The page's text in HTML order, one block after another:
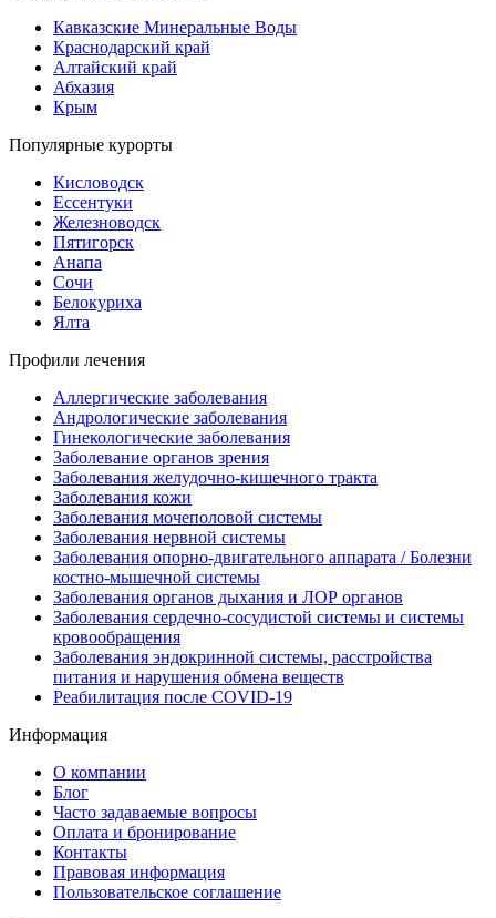
Кавказские Минеральные Воды
Краснодарский край
Алтайский край
Абхазия
Крым
Популярные курорты
Кисловодск
Ессентуки
Железноводск
Пятигорск
Анапа
Сочи
Белокуриха
Ялта
Профили лечения
Аллергические заболевания
Андрологические заболевания
Гинекологические заболевания
Заболевание органов зрения
Заболевания желудочно-кишечного тракта
Заболевания кожи
Заболевания мочеполовой системы
Заболевания нервной системы
Заболевания опорно-двигательного аппарата / Болезни
костно-мышечной системы
Заболевания органов дыхания и ЛОР органов
Заболевания сердечно-сосудистой системы и системы
кровообращения
Заболевания эндокринной системы, расстройства
питания и нарушения обмена веществ
Реабилитация после COVID-19
Информация
О компании
Блог
Часто задаваемые вопросы
Оплата и бронирование
Контакты
Правовая информация
Пользовательское соглашение